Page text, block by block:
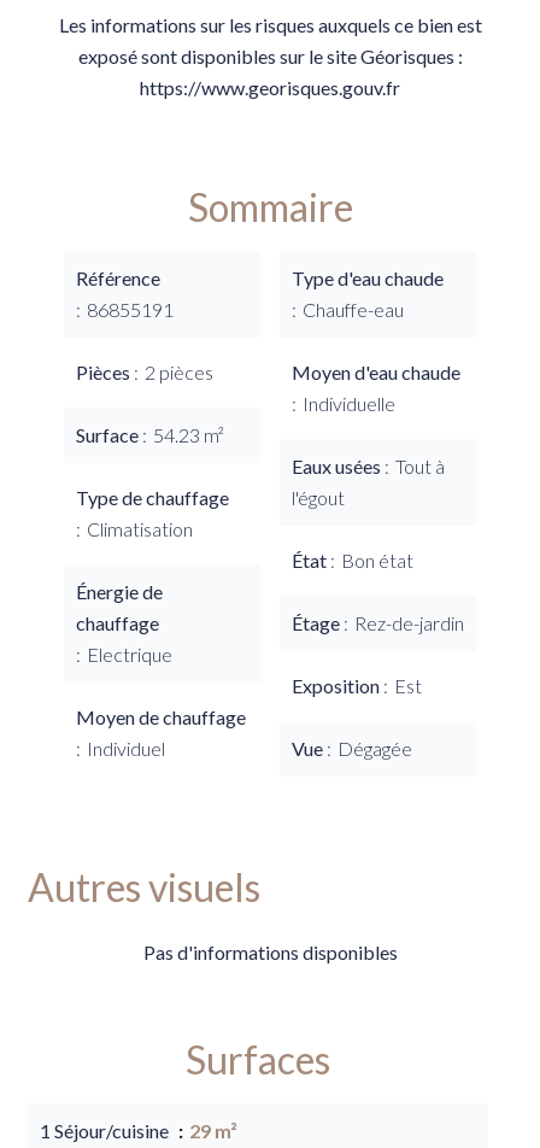
Les informations sur les risques auxquels ce bien est
exposé sont disponibles sur le site Géorisques :
https://www.georisques.gouv.fr
Sommaire
Référence
86855191
Pièces 2 pièces
Surface 54.23 m²
Type de chauffage
Climatisation
Énergie de
chauffage
Electrique
Moyen de chauffage
Individuel
Type d'eau chaude
Chauffe-eau
Moyen d'eau chaude
Individuelle
Eaux usées
Tout à
l'égout
État Bon état
Étage Rez-de-jardin
Exposition Est
Vue Dégagée
Autres visuels
Pas d'informations disponibles
Surfaces
1 Séjour/cuisine 29 m²